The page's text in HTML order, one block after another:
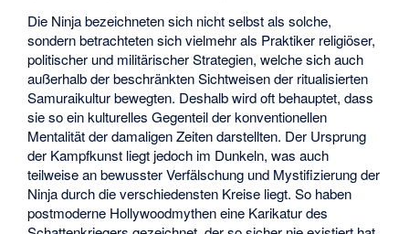
Die Ninja bezeichneten sich nicht selbst als solche,
sondern betrachteten sich vielmehr als Praktiker religiöser,
politischer und militärischer Strategien, welche sich auch
außerhalb der beschränkten Sichtweisen der ritualisierten
Samuraikultur bewegten. Deshalb wird oft behauptet, dass
sie so ein kulturelles Gegenteil der konventionellen
Mentalität der damaligen Zeiten darstellten. Der Ursprung
der Kampfkunst liegt jedoch im Dunkeln, was auch
teilweise an bewusster Verfälschung und Mystifizierung der
Ninja durch die verschiedensten Kreise liegt. So haben
postmoderne Hollywoodmythen eine Karikatur des